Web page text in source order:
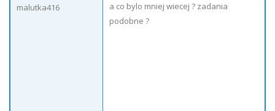
malutka416
a co bylo mniej wiecej ? zadania
podobne ?